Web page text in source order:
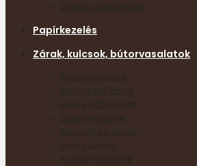
Papírkezelés
Zárak, kulcsok, bútorvasalatok
Bútorvasalatok
Bevéshető zárak
Beeresztős zárak
Szekrényzárak
Sárgaréz kulcsok
Acél kulcsok
Kulcsok ötvözött